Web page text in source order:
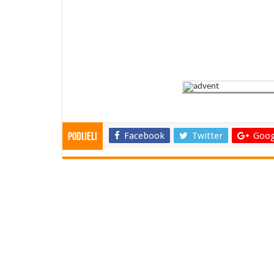
Podijeli Facebook Twitter